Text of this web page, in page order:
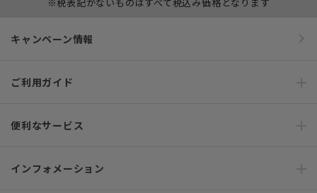
※税表記がないものはすべて税込み価格となります
キャンペーン情報
ご利用ガイド
便利なサービス
インフォメーション